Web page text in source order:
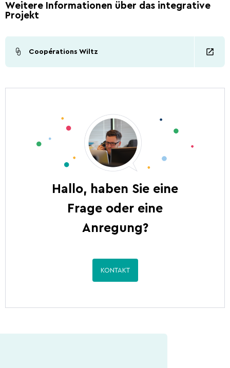
Weitere Informationen über das integrative
Projekt
Coopérations Wiltz
Hallo, haben Sie eine
Frage oder eine
Anregung?
KONTAKT